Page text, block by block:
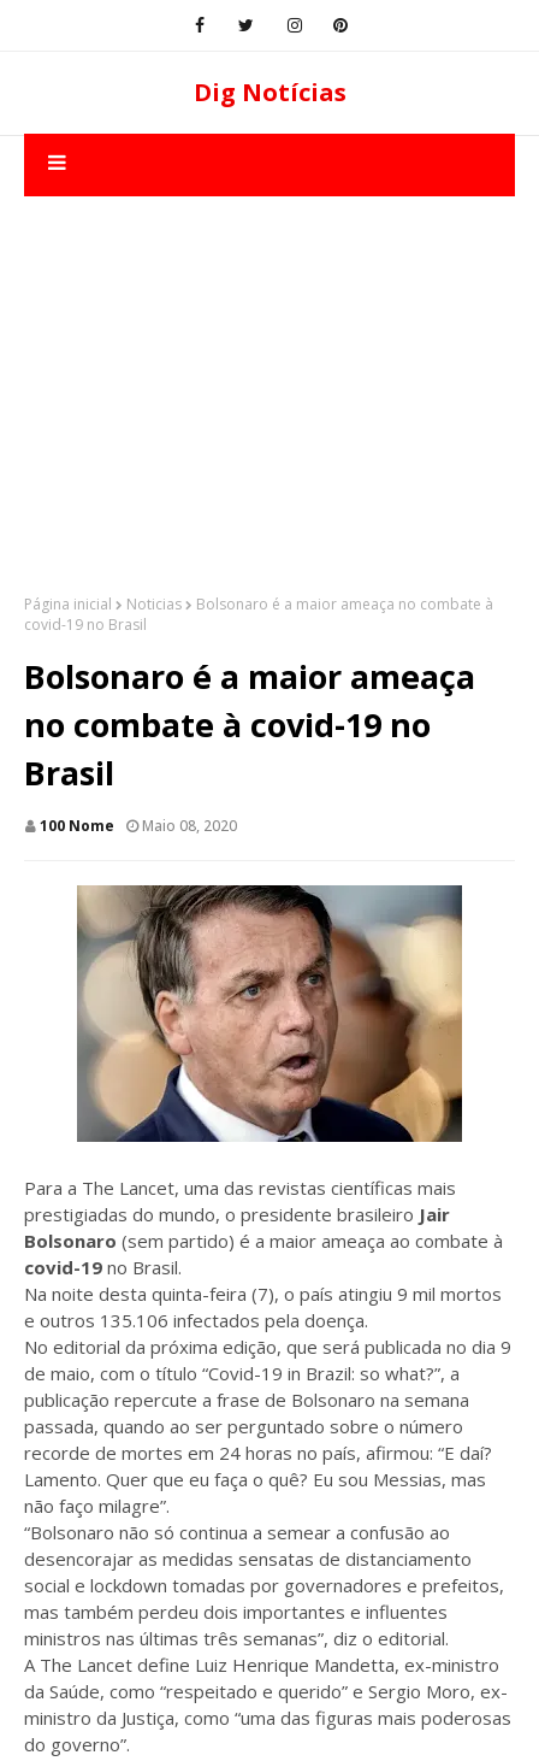
Dig Notícias
Página inicial Noticias
Bolsonaro é a maior ameaça no combate à
covid-19 no Brasil
Bolsonaro é a maior ameaça
no combate à covid-19 no
Brasil
100 Nome Maio 08, 2020
Para a The Lancet, uma das revistas científicas mais
prestigiadas do mundo, o presidente brasileiro Jair
Bolsonaro (sem partido) é a maior ameaça ao combate à
covid-19 no Brasil.
Na noite desta quinta-feira (7), o país atingiu 9 mil mortos
e outros 135.106 infectados pela doença.
No editorial da próxima edição, que será publicada no dia 9
de maio, com o título “Covid-19 in Brazil: so what?”, a
publicação repercute a frase de Bolsonaro na semana
passada, quando ao ser perguntado sobre o número
recorde de mortes em 24 horas no país, afirmou: “E daí?
Lamento. Quer que eu faça o quê? Eu sou Messias, mas
não faço milagre”.
“Bolsonaro não só continua a semear a confusão ao
desencorajar as medidas sensatas de distanciamento
social e lockdown tomadas por governadores e prefeitos,
mas também perdeu dois importantes e influentes
ministros nas últimas três semanas”, diz o editorial.
A The Lancet define Luiz Henrique Mandetta, ex-ministro
da Saúde, como “respeitado e querido” e Sergio Moro, ex-
ministro da Justiça, como “uma das figuras mais poderosas
do governo”.